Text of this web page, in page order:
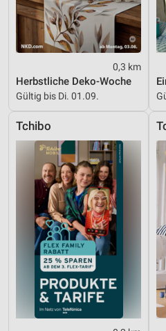
0,3 km
Herbstliche Deko-Woche
Gültig bis Di. 01.09.
Tchibo
Geräte anhand von aktiv
Informationen identifizieren
Nicht-IAB-Verarbeitungszwecke:
Performance
Funktional
Werbung